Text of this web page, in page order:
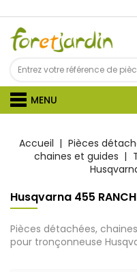
MENU
Accueil Pièces
chaines et guides
Husqvarna 455
Pièces détachées,
pour tronçonneuse